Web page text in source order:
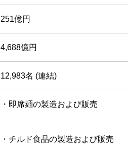
251億円
4,688億円
12,983名 (連結)
・即席麺の製造および販売
・チルド食品の製造および販売